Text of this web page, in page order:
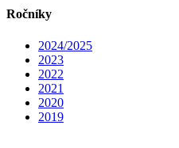
Ročníky
2024/2025
2023
2022
2021
2020
2019